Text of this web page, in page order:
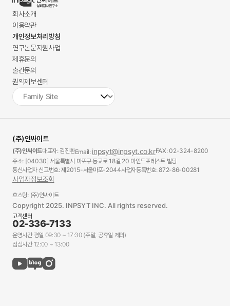
회사소개
이용약관
개인정보처리방침
연구논문지원사업
제휴문의
출간문의
권익제보센터
(주)인싸이트
(주)인싸이트대표자: 김진환Email: inpsyt@inpsyt.co.krFAX: 02-324-8200
주소: [04030] 서울특별시 마포구 동교로 18길 20 마인드포레스트 빌딩
통신사업자 신고번호: 제2015-서울마포-2044사업자등록번호: 872-86-00281
사업자정보조회
호스팅: (주)인싸이트
Copyright 2025. INPSYT INC. All rights reserved.
고객센터
02-336-7133
운영시간 평일 09:30 ~ 17:30 (주말, 공휴일 제외)
점심시간 12:00 ~ 13:00